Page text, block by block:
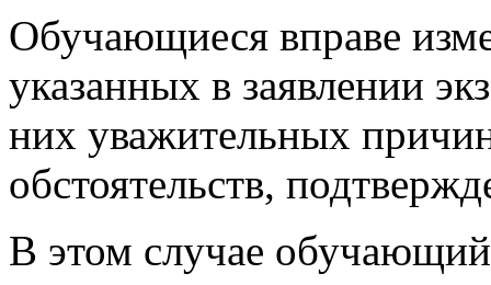
Обучающиеся вправе
указанных в заявлении
них уважительных
обстоятельств,
В этом случае